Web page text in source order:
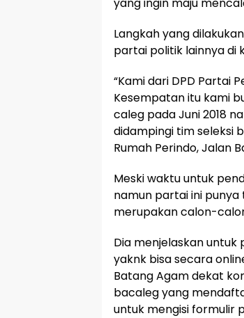
Langkah yang
partai politik lainnya di
“Kami dari DPD Partai
Kesempatan itu kami
caleg pada Juni 2018
didampingi tim seleksi
Rumah Perindo, Jalan
Meski waktu untuk
namun partai ini
merupakan calon-
Dia menjelaskan
yaknk bisa secara
Batang Agam dekat
bacaleg yang
untuk mengisi formulir